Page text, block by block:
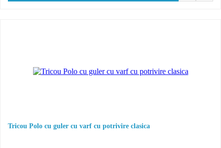
Tricou Polo cu guler cu varf cu potrivire clasica